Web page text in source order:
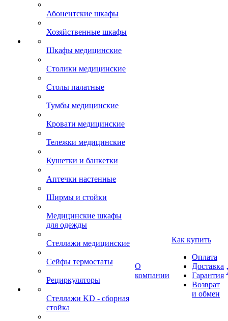
Абонентские шкафы
Хозяйственные шкафы
Шкафы медицинские
Столики медицинские
Столы палатные
Тумбы медицинские
Кровати медицинские
Тележки медицинские
Кушетки и банкетки
Аптечки настенные
Ширмы и стойки
Медицинские шкафы
для одежды
Стеллажи медицинские
Сейфы термостаты
Рециркуляторы
Стеллажи KD - сборная
стойка
О
компании
Как купить
Оплата
Доставка
Гарантия
Возврат
и обмен